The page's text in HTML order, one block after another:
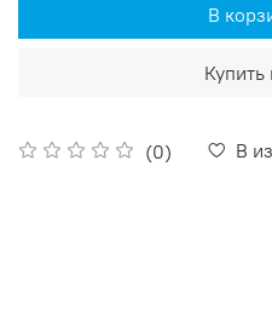
(0) В
В
Купить